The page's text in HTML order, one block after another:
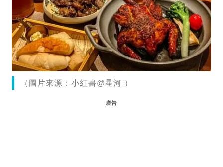
（圖片來源：小紅書@星河 ）
廣告